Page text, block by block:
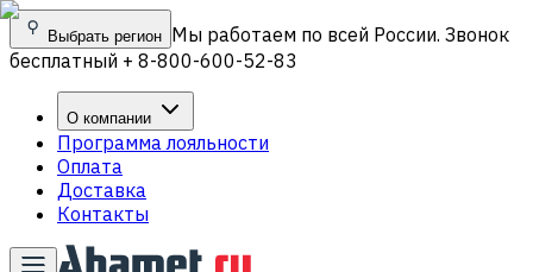
Выбрать регион Мы работаем по всей России. Звонок
бесплатный + 8-800-600-52-83
О компании
Программа лояльности
Оплата
Доставка
Контакты